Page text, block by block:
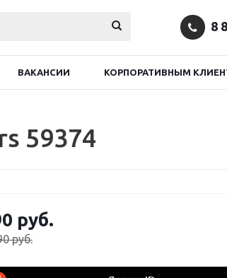
8
ВАКАНСИИ КОРПОРАТИВНЫМ
59374
руб.
руб.